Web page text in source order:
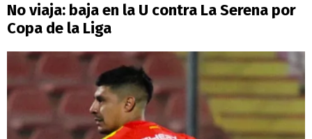
No viaja: baja en la U contra La Serena por
Copa de la Liga